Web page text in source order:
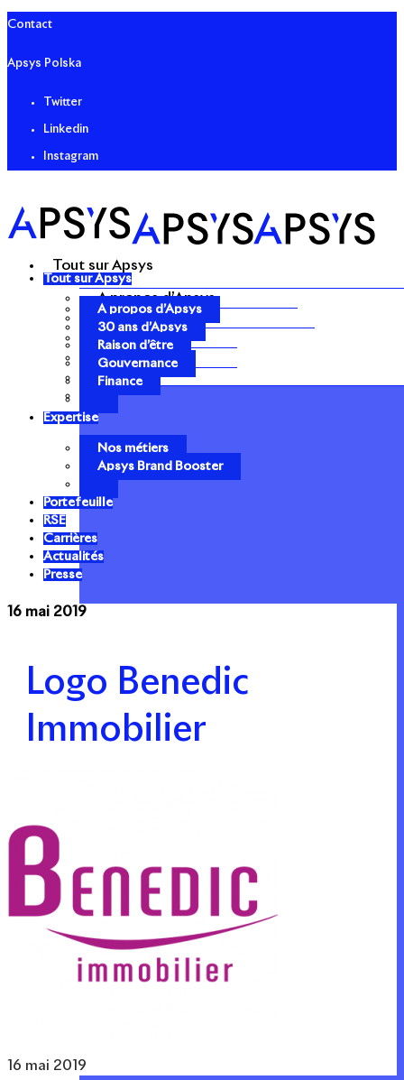
Contact
Apsys Polska
Twitter
Linkedin
Instagram
Tout sur Apsys
A propos d’Apsys
30 ans d’Apsys
Raison d’être
Gouvernance
Finance
Tout sur Apsys
A propos d’Apsys
30 ans d’Apsys
Raison d’être
Gouvernance
Finance
Expertise
Nos métiers
Apsys Brand Booster
Portefeuille
RSE
Carrières
Actualités
Presse
16 mai 2019
Logo Benedic
Immobilier
16 mai 2019